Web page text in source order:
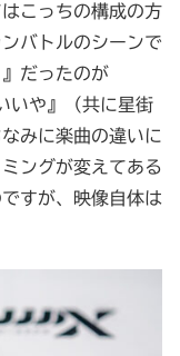
こっちの構成の方
バトルのシーンで
だったのが
や』（共に星街
みに楽曲の違いに
ングが変えてある
すが、映像自体は